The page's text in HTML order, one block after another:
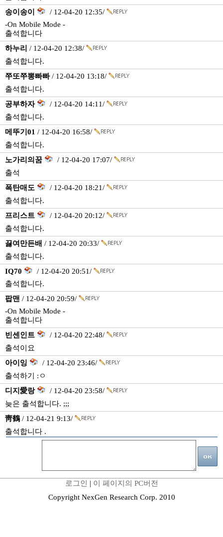
송이송이
/ 12-04-20 12:35/
-On Mobile Mode -
출석합니다
하누리 / 12-04-20 12:38/
출석합니다.
쭈또쭈뽕빠빠/ 12-04-20 13:18/
출석합니다.
공부하자
/ 12-04-20 14:11/
출석합니다.
메뚜기01 / 12-04-20 16:58/
출석합니다.
노가리의꿈
/ 12-04-20 17:07/
출석
폭탄매도
/ 12-04-20 18:21/
출석합니다.
프리스트
/ 12-04-20 20:12/
출석합니다.
끓여만든배 / 12-04-20 20:33/
출석합니다.
IQ70
/ 12-04-20 20:51/
출석합니다.
팝맨 / 12-04-20 20:59/
-On Mobile Mode -
출석합니다
빈센인트
/ 12-04-20 22:48/
출석이요
아이잉
/ 12-04-20 23:46/
출석하기 :ㅇ
디지愛랑
/ 12-04-20 23:58/
늦은 출석합니다. ;;;
靑鶴 / 12-04-21 9:13/
출석합니다 .
로그인 | 이 페이지의 PC버전
Copyright NexGen Research Corp. 2010